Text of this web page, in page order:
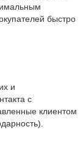
быстро
и
с
клиентом